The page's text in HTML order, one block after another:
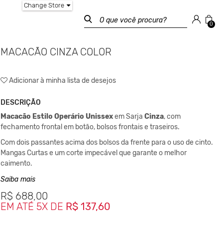
Change Store
0
MACACÃO CINZA COLOR
Adicionar à minha lista de desejos
DESCRIÇÃO
Macacão Estilo Operário Unissexem Sarja Cinza, com
fechamento frontal em botão, bolsos frontais e traseiros.
Com dois passantes acima dos bolsos da frente para o uso de cinto.
Mangas Curtas e um corte impecável que garante o melhor
caimento.
Para um melhor ajuste no corpo, conta com elastico interno
ajustável na região da cintura para melhor mobilidade e conforto.
Sua modelagem Work, veio inicialmente dos
Saiba mais
R$ 688,00
EM ATÉ 5X DE R$ 137,60